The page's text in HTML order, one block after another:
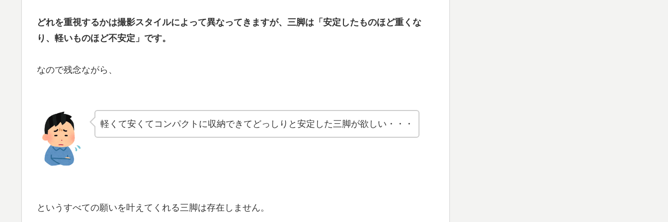
どれを重視するかは撮影スタイルによって異なってきますが、三脚は「安定したものほど重くな
り、軽いものほど不安定」です。
なので残念ながら、
軽くて安くてコンパクトに収納できてどっしりと安定した三脚が欲しい・・・
というすべての願いを叶えてくれる三脚は存在しません。